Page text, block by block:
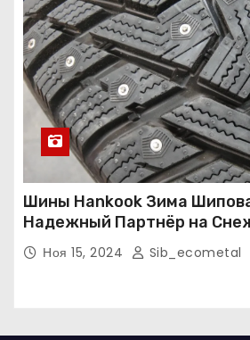
Шины Hankook Зима
Надежный Партнёр на
Ноя 15, 2024 Sib_ecometal